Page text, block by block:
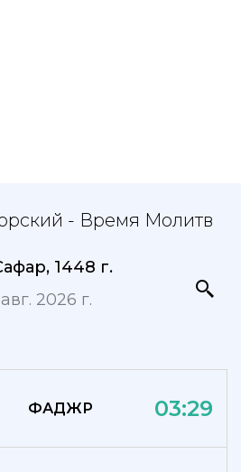
- Время Молитв
1448 г.
2026 г.
ФАДЖР 03:29